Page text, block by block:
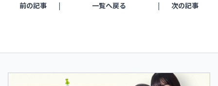
前の記事 一覧へ戻る 次の記事